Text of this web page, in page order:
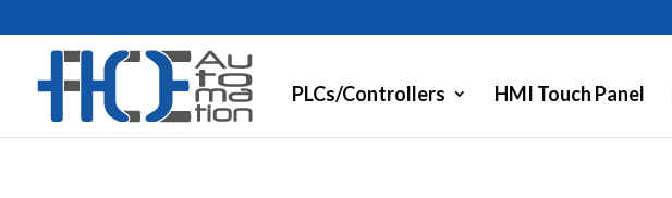
PLCs/Controllers HMI Touch Panel